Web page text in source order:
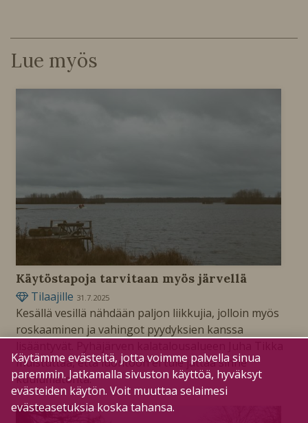
Lue myös
Käytöstapoja tarvitaan myös järvellä
Tilaajille 31.7.2025
Kesällä vesillä nähdään paljon liikkujia, jolloin myös
roskaaminen ja vahingot pyydyksien kanssa
muistuttaa, että luontoon ei tule jättää sinne
kuulumatonta.
Käytämme evästeitä, jotta voimme palvella sinua
paremmin. Jatkamalla sivuston käyttöä, hyväksyt
evästeiden käytön. Voit muuttaa selaimesi
evästeasetuksia koska tahansa.